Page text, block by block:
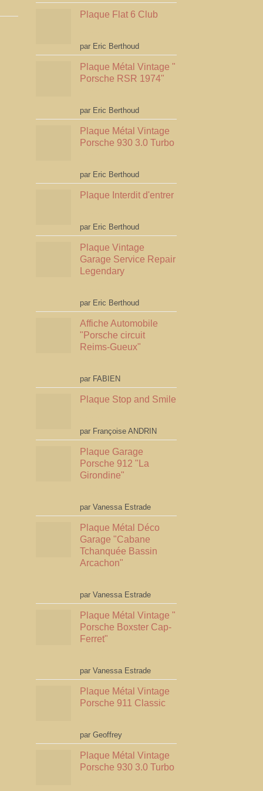
Plaque Flat 6 Club
Note5sur 5
par Eric Berthoud
Plaque Métal Vintage "
Porsche RSR 1974"
Note5sur 5
par Eric Berthoud
Plaque Métal Vintage
Porsche 930 3.0 Turbo
Note5sur 5
par Eric Berthoud
Plaque Interdit d'entrer
Note5sur 5
par Eric Berthoud
Plaque Vintage
Garage Service Repair
Legendary
Note5sur 5
par Eric Berthoud
Affiche Automobile
"Porsche circuit
Reims-Gueux"
Note5sur 5
par FABIEN
Plaque Stop and Smile
Note4
sur 5
par Françoise ANDRIN
Plaque Garage
Porsche 912 "La
Girondine"
Note5sur 5
par Vanessa Estrade
Plaque Métal Déco
Garage "Cabane
Tchanquée Bassin
Arcachon"
Note5sur 5
par Vanessa Estrade
Plaque Métal Vintage "
Porsche Boxster Cap-
Ferret"
Note5sur 5
par Vanessa Estrade
Plaque Métal Vintage
Porsche 911 Classic
Note5sur 5
par Geoffrey
Plaque Métal Vintage
Porsche 930 3.0 Turbo